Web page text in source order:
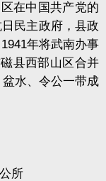
在中国共产党的
民主政府，县政
1941年将武南办事
县西部山区合并
水、令公一带成
所